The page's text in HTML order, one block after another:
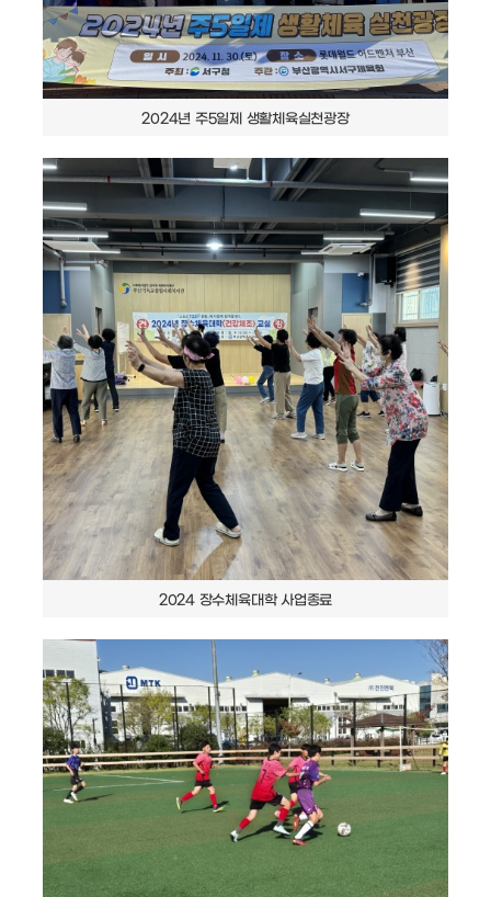
2024년 주5일제 생활체육실천광장
2024 장수체육대학 사업종료